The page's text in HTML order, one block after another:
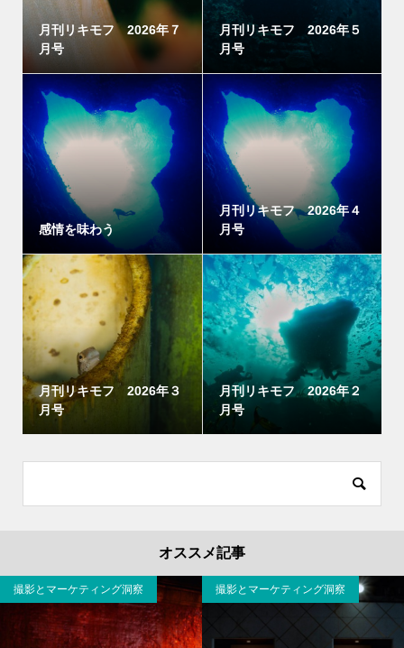
月刊リキモフ 2026年７
月号
月刊リキモフ 2026年５
月号
感情を味わう
月刊リキモフ 2026年４
月号
月刊リキモフ 2026年３
月号
月刊リキモフ 2026年２
月号
オススメ記事
撮影とマーケティング洞察 撮影とマーケティング洞察